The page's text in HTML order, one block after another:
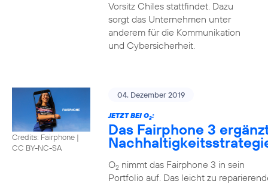
Vorsitz Chiles stattfindet. Dazu
sorgt das Unternehmen unter
anderem für die Kommunikation
und Cybersicherheit.
Credits: Fairphone |
CC BY-NC-SA
04. Dezember 2019
JETZT BEI O2:
Das Fairphone 3
O2nimmt das Fairphone 3 in sein
Portfolio auf. Das leicht zu